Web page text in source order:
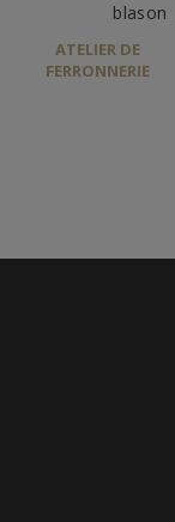
blason
ATELIER DE
FERRONNERIE